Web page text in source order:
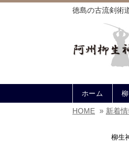
徳島の古流剣術
ホーム
HOME » 新着
柳生